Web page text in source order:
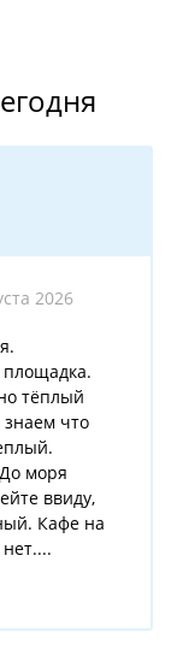
2026
тёплый
знаем что
моря
ввиду,
Кафе на